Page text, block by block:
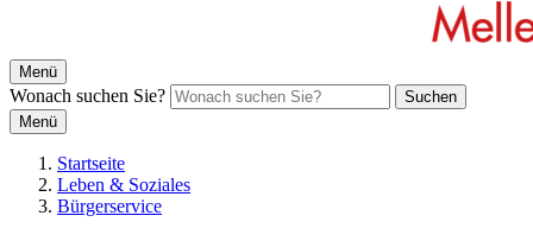
Menü
Wonach suchen Sie?
Suchen
Menü
Startseite
Leben & Soziales
Bürgerservice